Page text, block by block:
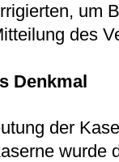
um
des
Denkmal
der
wurde